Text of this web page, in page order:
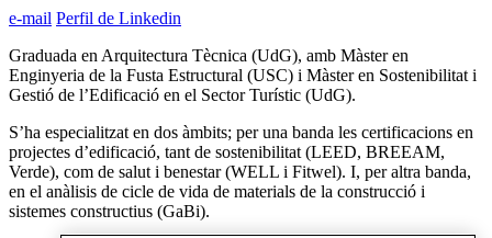
e-mail Perfil de Linkedin
Graduada en Arquitectura Tècnica (UdG), amb Màster en
Enginyeria de la Fusta Estructural (USC) i Màster en Sostenibilitat i
Gestió de l’Edificació en el Sector Turístic (UdG).
S’ha especialitzat en dos àmbits; per una banda les certificacions en
projectes d’edificació, tant de sostenibilitat (LEED, BREEAM,
Verde), com de salut i benestar (WELL i Fitwel). I, per altra banda,
en el anàlisis de cicle de vida de materials de la construcció i
sistemes constructius (GaBi).